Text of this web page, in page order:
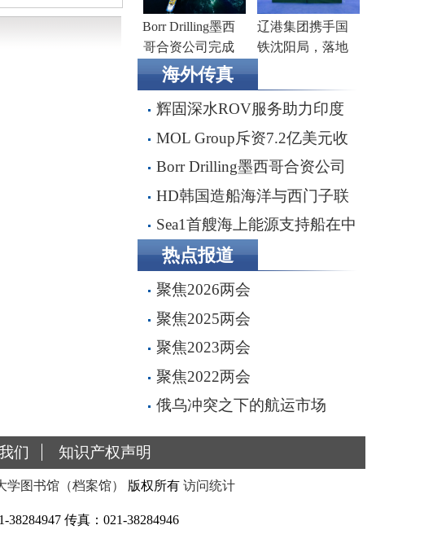
Borr Drilling墨西
哥合资公司完成
五座钻井平台收
购，交易额2.87亿
美元
辽港集团携手国
铁沈阳局，落地
目
海外传真
辉固深水ROV服务助力印度
海上钻井作业
MOL Group斥资7.2亿美元收
购壳牌旗下塞浦路斯子公司
Borr Drilling墨西哥合资公司
完成五座钻井平台收购，交易额
2.87亿美元
HD韩国造船海洋与西门子联
手打造全流程虚拟造船平台
Sea1首艘海上能源支持船在中
船船厂顺利下水
热点报道
聚焦2026两会
聚焦2025两会
聚焦2023两会
聚焦2022两会
俄乌冲突之下的航运市场
们 知识产权声明
学图书馆（档案馆） 版权所有 访问统计
传真：021-38284946